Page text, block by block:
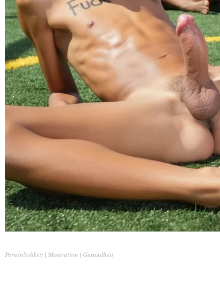
Persönlichkeit | Motivation | Gesundheit